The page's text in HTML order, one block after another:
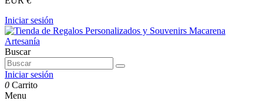
Iniciar sesión
Buscar
Iniciar sesión
0 Carrito
Menu